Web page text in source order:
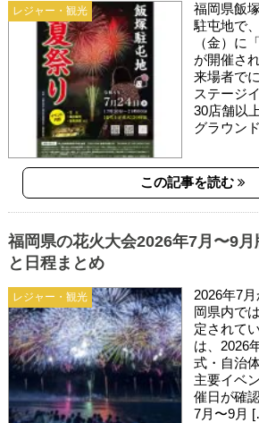
レジャー・観光
福岡県飯
駐屯地で
（金）に
が開催さ
来場者で
ステージ
30店舗以
グラウン
この記事を読む
レジャー・観光
福岡県の花火大会2026年7月〜9
と日程まとめ
2026年7
岡県内で
定されて
は、2026
式・自治
主要イベ
催日が確
7月〜9月